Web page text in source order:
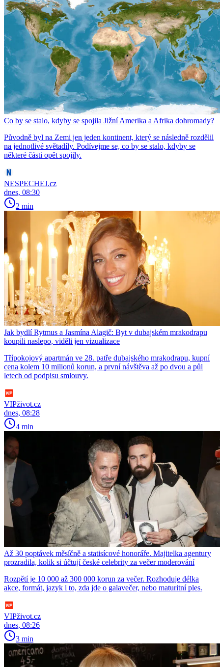
Co by se stalo, kdyby se spojila Jižní Amerika a Afrika dohromady?
Původně byl na Zemi jen jeden kontinent, který se následně rozdělil
na jednotlivé světadíly. Podívejme se, co by se stalo, kdyby se
některé části opět spojily.
NESPECHEJ.cz
dnes, 08:30
2 min
Jak bydlí Rytmus a Jasmína Alagič: Byt v dubajském mrakodrapu
koupili naslepo, viděli jen vizualizace
Třípokojový apartmán ve 28. patře dubajského mrakodrapu, kupní
cena kolem 10 milionů korun, a první návštěva až po dvou a půl
letech od podpisu smlouvy.
VIPživot.cz
dnes, 08:28
4 min
Až 30 poptávek měsíčně a statisícové honoráře. Majitelka agentury
prozradila, kolik si účtují české celebrity za večer moderování
Rozpětí je 10 000 až 300 000 korun za večer. Rozhoduje délka
akce, formát, jazyk i to, zda jde o galavečer, nebo maturitní ples.
VIPživot.cz
dnes, 08:26
3 min